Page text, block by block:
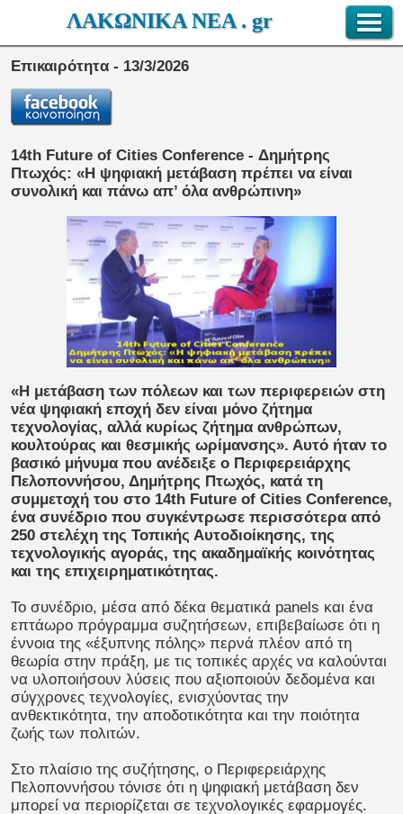
ΛΑΚΩΝΙΚΑ ΝΕΑ . gr
Επικαιρότητα - 13/3/2026
14th Future of Cities Conference - Δημήτρης
Πτωχός: «Η ψηφιακή μετάβαση πρέπει να είναι
συνολική και πάνω απ’ όλα ανθρώπινη»
«Η μετάβαση των πόλεων και των περιφερειών στη
νέα ψηφιακή εποχή δεν είναι μόνο ζήτημα
τεχνολογίας, αλλά κυρίως ζήτημα ανθρώπων,
κουλτούρας και θεσμικής ωρίμανσης». Αυτό ήταν το
βασικό μήνυμα που ανέδειξε ο Περιφερειάρχης
Πελοποννήσου, Δημήτρης Πτωχός, κατά τη
συμμετοχή του στο 14th Future of Cities Conference,
ένα συνέδριο που συγκέντρωσε περισσότερα από
250 στελέχη της Τοπικής Αυτοδιοίκησης, της
τεχνολογικής αγοράς, της ακαδημαϊκής κοινότητας
και της επιχειρηματικότητας.
Το συνέδριο, μέσα από δέκα θεματικά panels και ένα
επτάωρο πρόγραμμα συζητήσεων, επιβεβαίωσε ότι η
έννοια της «έξυπνης πόλης» περνά πλέον από τη
θεωρία στην πράξη, με τις τοπικές αρχές να καλούνται
να υλοποιήσουν λύσεις που αξιοποιούν δεδομένα και
σύγχρονες τεχνολογίες, ενισχύοντας την
ανθεκτικότητα, την αποδοτικότητα και την ποιότητα
ζωής των πολιτών.
Στο πλαίσιο της συζήτησης, ο Περιφερειάρχης
Πελοποννήσου τόνισε ότι η ψηφιακή μετάβαση δεν
μπορεί να περιορίζεται σε τεχνολογικές εφαρμογές.